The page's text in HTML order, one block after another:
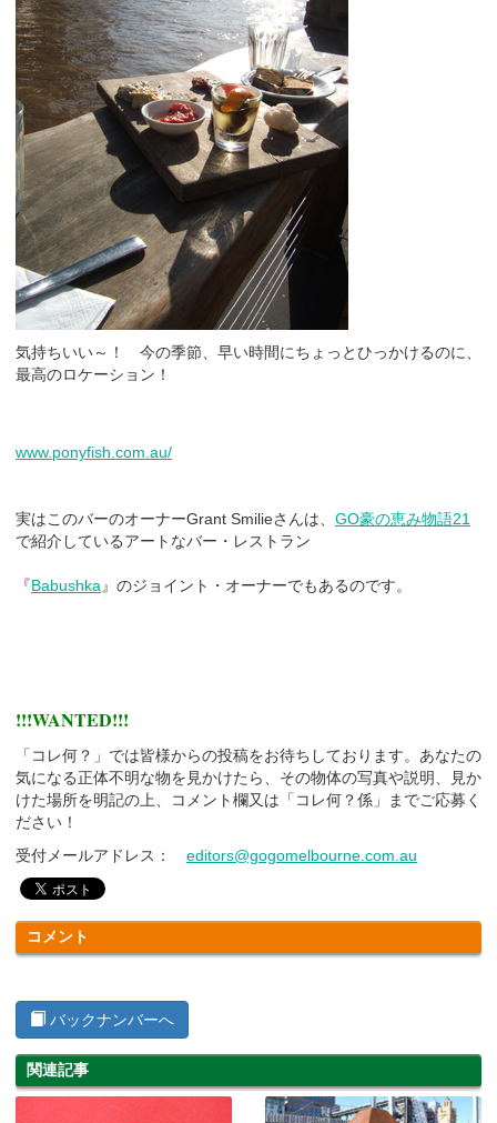
気持ちいい～！ 今の季節、早い時間にちょっとひっかけるのに、
最高のロケーション！
www.ponyfish.com.au/
実はこのバーのオーナーGrant Smilieさんは、 GO豪の恵み物語21
で紹介しているアートなバー・レストラン
『Babushka』のジョイント・オーナーでもあるのです。
!!!WANTED!!!
「コレ何？」では皆様からの投稿をお待ちしております。あなたの
気になる正体不明な物を見かけたら、その物体の写真や説明、見か
けた場所を明記の上、コメント欄又は「コレ何？係」までご応募く
ださい！
受付メールアドレス： editors@gogomelbourne.com.au
コメント
バックナンバーへ
関連記事